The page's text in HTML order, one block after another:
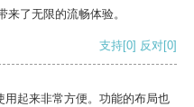
了无限的流畅体验。
支持[0] 反对[0]
起来非常方便。功能的布局也